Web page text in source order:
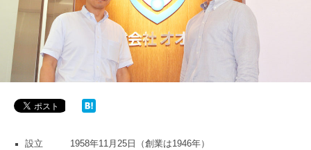
設立 1958年11月25日（創業は1946年）